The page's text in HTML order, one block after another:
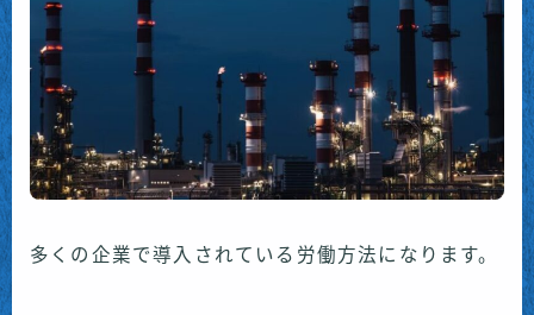
多くの企業で導入されている労働方法になります。